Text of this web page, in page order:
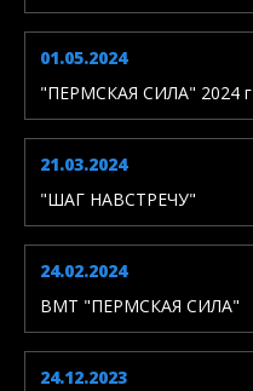
01.05.2024
"ПЕРМСКАЯ СИЛА" 2024 г
21.03.2024
"ШАГ НАВСТРЕЧУ"
24.02.2024
ВМТ "ПЕРМСКАЯ СИЛА"
24.12.2023